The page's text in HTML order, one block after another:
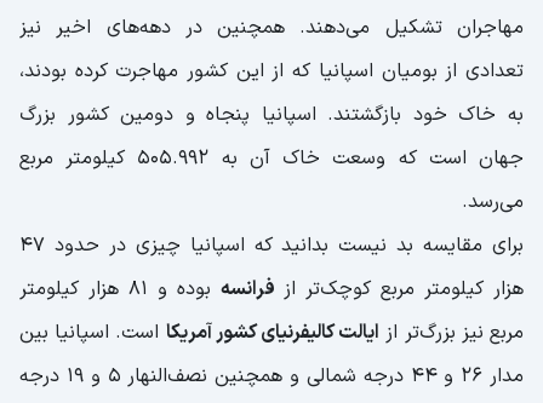
مهاجران تشکیل می‌دهند. همچنین در دهه‌های اخیر نیز
تعدادی از بومیان اسپانیا که از این کشور مهاجرت کرده بودند،
به خاک خود بازگشتند. اسپانیا پنجاه و دومین کشور بزرگ
جهان است که وسعت خاک آن به 505.992 کیلومتر مربع
می‌رسد.
برای مقایسه بد نیست بدانید که اسپانیا چیزی در حدود 47
هزار کیلومتر مربع کوچک‌تر از فرانسه
بوده و 81 هزار کیلومتر
مربع نیز بزرگ‌تر از ایالت کالیفرنیای کشور آمریکا است. اسپانیا بین
مدار 26 و 44 درجه شمالی و همچنین نصف‌النهار ۵ و ۱۹ درجه